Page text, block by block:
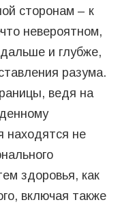
сторонам – к
невероятном,
и глубже,
разума.
ведя на
находятся не
здоровья, как
включая также